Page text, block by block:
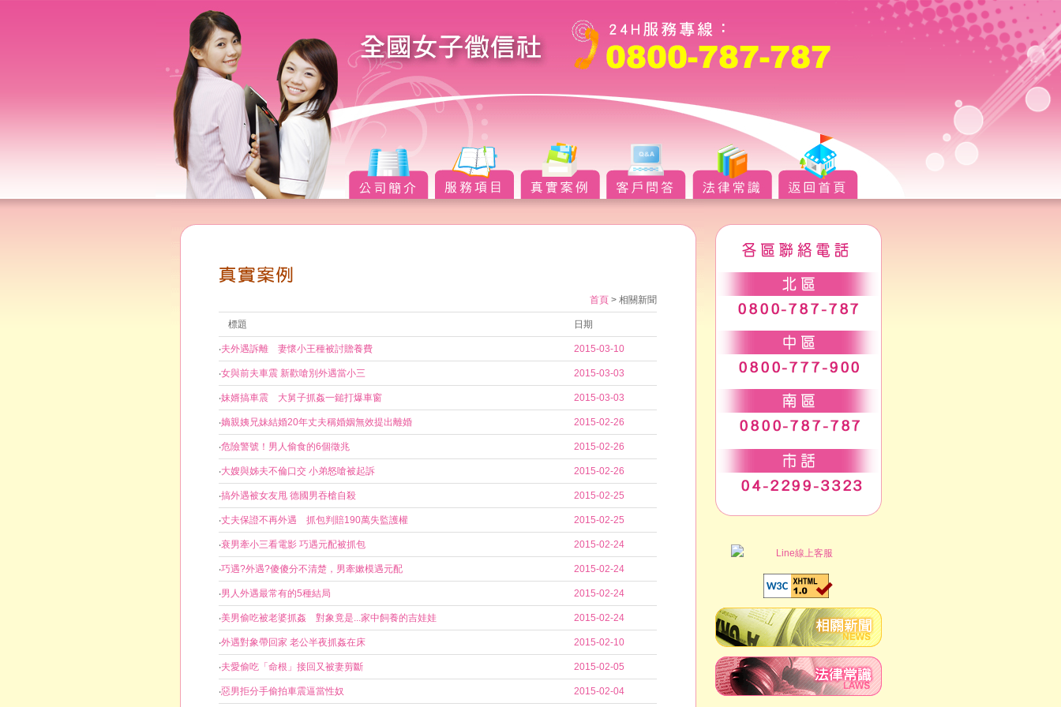
首頁 > 相關新聞
標題 日期
‧夫外遇訴離 妻懷小王種被討贍養費 2015-03-10
‧女與前夫車震 新歡嗆別外遇當小三 2015-03-03
‧妹婿搞車震 大舅子抓姦一鎚打爆車窗 2015-03-03
‧嫡親姨兄妹結婚20年丈夫稱婚姻無效提出離婚 2015-02-26
‧危險警號！男人偷食的6個徵兆 2015-02-26
‧大嫂與姊夫不倫口交 小弟怒嗆被起訴 2015-02-26
‧搞外遇被女友甩 德國男吞槍自殺 2015-02-25
‧丈夫保證不再外遇 抓包判賠190萬失監護權 2015-02-25
‧衰男牽小三看電影 巧遇元配被抓包 2015-02-24
‧巧遇?外遇?傻傻分不清楚，男牽嫰模遇元配 2015-02-24
‧男人外遇最常有的5種結局 2015-02-24
‧美男偷吃被老婆抓姦 對象竟是...家中飼養的吉娃娃 2015-02-24
‧外遇對象帶回家 老公半夜抓姦在床 2015-02-10
‧夫愛偷吃「命根」接回又被妻剪斷 2015-02-05
‧惡男拒分手偷拍車震逼當性奴 2015-02-04